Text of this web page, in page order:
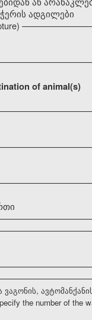
ადგილები
of animal(s)
ვაგონის,
the number of the